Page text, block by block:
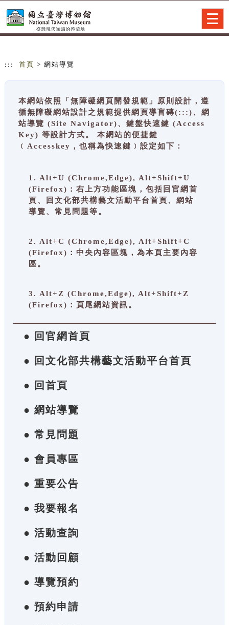
::: 首頁 > 網站導覽
本網站依照「無障礙網頁開發規範」原則設計，遵
循無障礙網站設計之規範提供網頁導盲磚(:::)、網
站導覽 (Site Navigator)、鍵盤快速鍵 (Access
Key) 等設計方式。 本網站的便捷鍵
﹝Accesskey，也稱為快速鍵﹞設定如下：
1. Alt+U (Chrome,Edge), Alt+Shift+U
(Firefox)：右上方功能區塊，包括回官網首
頁、回文化部共構藝文活動平台首頁、網站
導覽、常見問題等。
2. Alt+C (Chrome,Edge), Alt+Shift+C
(Firefox)：中央內容區塊，為本頁主要內容
區。
3. Alt+Z (Chrome,Edge), Alt+Shift+Z
(Firefox)：頁尾網站資訊。
● 回官網首頁
● 回文化部共構藝文活動平台首頁
● 回首頁
● 網站導覽
● 常見問題
● 會員專區
● 重要公告
● 我要報名
● 活動查詢
● 活動回顧
● 導覽預約
● 預約申請